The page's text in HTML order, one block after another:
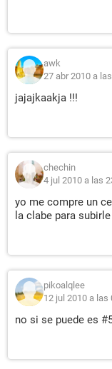
awk
27 abr 2010 a
jajajkaakja !!!
chechin
4 jul 2010 a las
yo me compre un
la clabe para
pikoalqlee
12 jul 2010 a las
no si se puede es